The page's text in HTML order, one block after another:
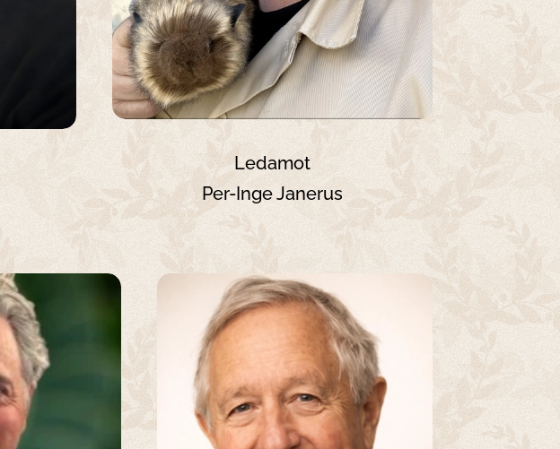
Ledamot
Per-Inge Janerus